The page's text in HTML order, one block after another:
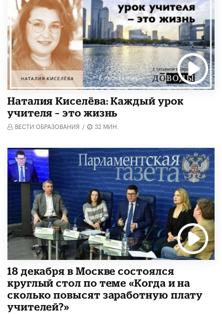
Наталия Киселёва: Каждый урок
учителя – это жизнь
ВЕСТИ ОБРАЗОВАНИЯ / 32 МИН.
18 декабря в Москве состоялся
круглый стол по теме «Когда и на
сколько повысят заработную плату
учителей?»